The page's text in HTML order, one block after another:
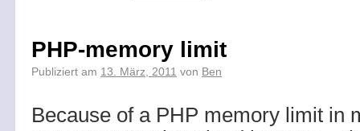
PHP-memory limit
Publiziert am 13. März, 2011 von Ben
Because of a PHP memory limit in